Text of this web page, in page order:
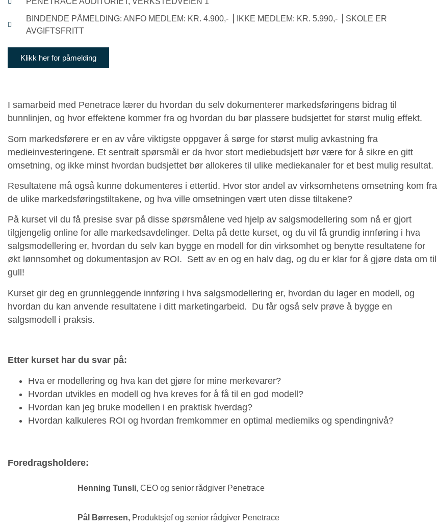
BINDENDE PÅMELDING: ANFO MEDLEM: KR. 4.900,- ⎟ IKKE MEDLEM: KR. 5.990,- ⎟ SKOLE ER
AVGIFTSFRITT
Klikk her for påmelding
I samarbeid med Penetrace lærer du hvordan du selv dokumenterer markedsføringens bidrag til
bunnlinjen, og hvor effektene kommer fra og hvordan du bør plassere budsjettet for størst mulig effekt.
Som markedsførere er en av våre viktigste oppgaver å sørge for størst mulig avkastning fra
medieinvesteringene. Et sentralt spørsmål er da hvor stort mediebudsjett bør være for å sikre en gitt
omsetning, og ikke minst hvordan budsjettet bør allokeres til ulike mediekanaler for et best mulig resultat.
Resultatene må også kunne dokumenteres i ettertid. Hvor stor andel av virksomhetens omsetning kom fra
de ulike markedsføringstiltakene, og hva ville omsetningen vært uten disse tiltakene?
På kurset vil du få presise svar på disse spørsmålene ved hjelp av salgsmodellering som nå er gjort
tilgjengelig online for alle markedsavdelinger. Delta på dette kurset, og du vil få grundig innføring i hva
salgsmodellering er, hvordan du selv kan bygge en modell for din virksomhet og benytte resultatene for
økt lønnsomhet og dokumentasjon av ROI. Sett av en og en halv dag, og du er klar for å gjøre data om til
gull!
Kurset gir deg en grunnleggende innføring i hva salgsmodellering er, hvordan du lager en modell, og
hvordan du kan anvende resultatene i ditt marketingarbeid. Du får også selv prøve å bygge en
salgsmodell i praksis.
Etter kurset har du svar på:
Hva er modellering og hva kan det gjøre for mine merkevarer?
Hvordan utvikles en modell og hva kreves for å få til en god modell?
Hvordan kan jeg bruke modellen i en praktisk hverdag?
Hvordan kalkuleres ROI og hvordan fremkommer en optimal mediemiks og spendingnivå?
Foredragsholdere:
Henning Tunsli, CEO og senior rådgiver Penetrace
Pål Børresen, Produktsjef og senior rådgiver Penetrace